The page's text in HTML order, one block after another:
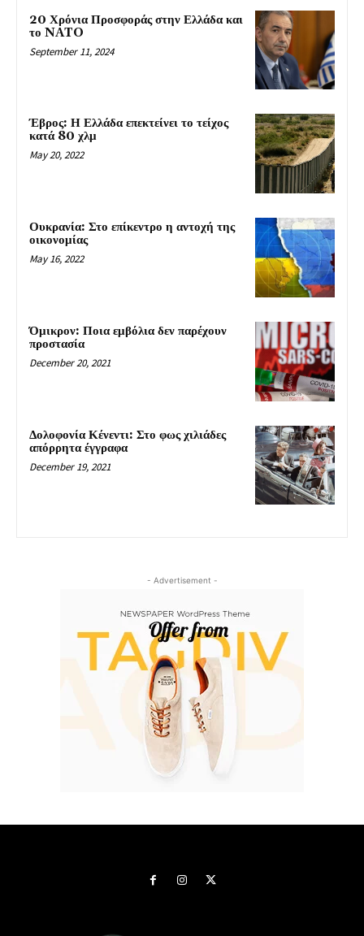
20 Χρόνια Προσφοράς στην Ελλάδα και
το NATO
September 11, 2024
Έβρος: Η Ελλάδα επεκτείνει το τείχος
κατά 80 χλμ
May 20, 2022
Ουκρανία: Στο επίκεντρο η αντοχή της
οικονομίας
May 16, 2022
Όμικρον: Ποια εμβόλια δεν παρέχουν
προστασία
December 20, 2021
Δολοφονία Κένεντι: Στο φως χιλιάδες
απόρρητα έγγραφα
December 19, 2021
- Advertisement -